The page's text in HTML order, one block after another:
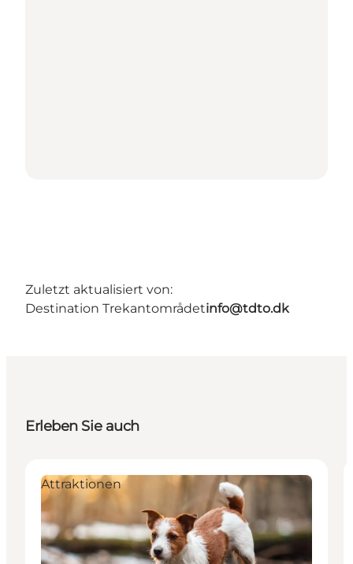
Zuletzt aktualisiert von:
Destination Trekantområdetinfo@tdto.dk
Erleben Sie auch
Attraktionen